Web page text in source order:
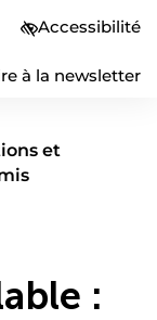
à la newsletter
Accessibilité
et
: